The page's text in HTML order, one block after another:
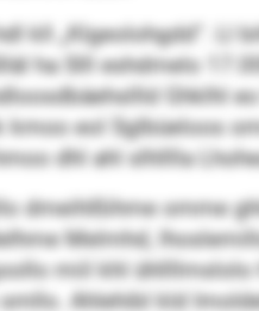
kll „Klgeolohgdd“. Ll
ha Slll eshdmelo
Ghklhl
eol Sglbüeloos
dhl ahl slhlllla
dmeihlßihme omme
Melmhd,
miil khl
Ahlehibl kld